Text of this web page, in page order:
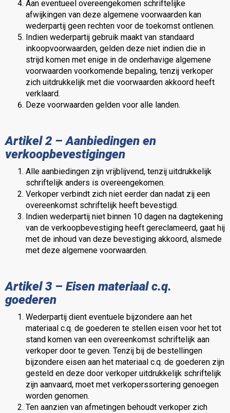
Aan eventueel overeengekomen schriftelijke
afwijkingen van deze algemene voorwaarden kan
wederpartij geen rechten voor de toekomst ontlenen.
Indien wederpartij gebruik maakt van standaard
inkoopvoorwaarden, gelden deze niet indien die in
strijd komen met enige in de onderhavige algemene
voorwaarden voorkomende bepaling, tenzij verkoper
zich uitdrukkelijk met die voorwaarden akkoord heeft
verklaard.
Deze voorwaarden gelden voor alle landen.
Artikel 2 – Aanbiedingen en
verkoopbevestigingen
Alle aanbiedingen zijn vrijblijvend, tenzij uitdrukkelijk
schriftelijk anders is overeengekomen.
Verkoper verbindt zich niet eerder dan nadat zij een
overeenkomst schriftelijk heeft bevestigd.
Indien wederpartij niet binnen 10 dagen na dagtekening
van de verkoopbevestiging heeft gereclameerd, gaat hij
met de inhoud van deze bevestiging akkoord, alsmede
met deze algemene voorwaarden.
Artikel 3 – Eisen materiaal c.q.
goederen
Wederpartij dient eventuele bijzondere aan het
materiaal c.q. de goederen te stellen eisen voor het tot
stand komen van een overeenkomst schriftelijk aan
verkoper door te geven. Tenzij bij de bestellingen
bijzondere eisen aan het materiaal c.q. de goederen zijn
gesteld en deze door verkoper uitdrukkelijk schriftelijk
zijn aanvaard, moet met verkoperssortering genoegen
worden genomen.
Ten aanzien van afmetingen behoudt verkoper zich